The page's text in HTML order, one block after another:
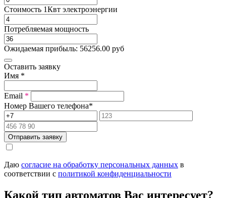
Стоимость 1Квт электроэнергии
Потребляемая мощность
Ожидаемая прибыль: 56256.00 руб
Оставить заявку
Имя *
Email *
Номер Вашего телефона*
Отправить заявку
Даю согласие на обработку персональных данных в
соответствии с политикой конфиденциальности
Какой тип автоматов Вас интересует?